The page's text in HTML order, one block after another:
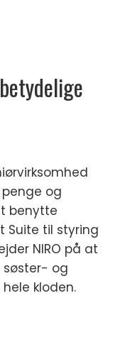
penge og
benytte
Suite til styring
NIRO på at
søster- og
kloden.